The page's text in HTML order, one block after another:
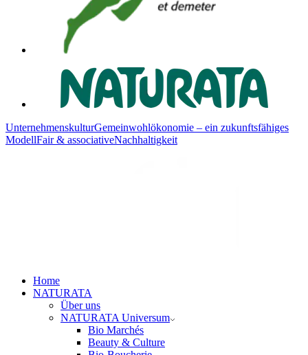
UnternehmenskulturGemeinwohlökonomie – ein zukunftsfähiges
ModellFair & associativeNachhaltigkeit
Home
NATURATA
Über uns
NATURATA Universum
Bio Marchés
Beauty & Culture